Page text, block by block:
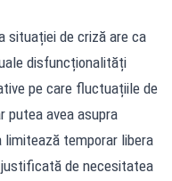
situației de criză are ca
disfuncționalități
pe care fluctuațiile de
putea avea asupra
temporar libera
de necesitatea